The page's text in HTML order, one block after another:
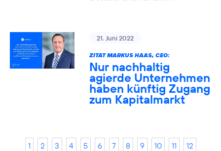
21. Juni 2022
ZITAT MARKUS HAAS, CEO:
Nur nachhaltig
agierde Unternehmen
haben künftig Zugang
zum Kapitalmarkt
1 2 3 4 5 6 7 8 9 10 11
12